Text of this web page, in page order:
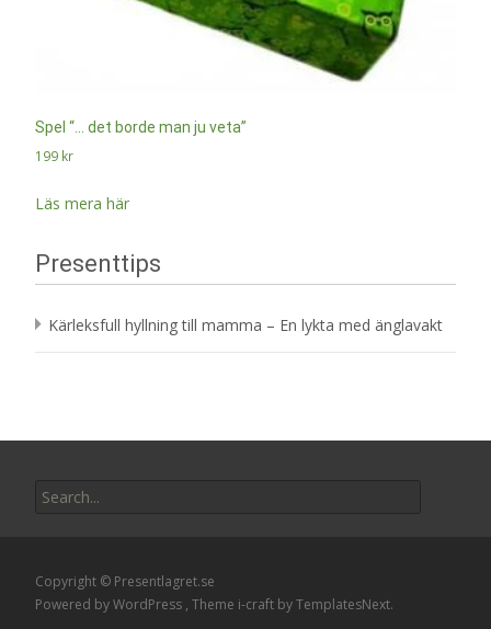
Spel “… det borde man ju veta”
199 kr
Läs mera här
Presenttips
Kärleksfull hyllning till mamma – En lykta med änglavakt
for:
Copyright © Presentlagret.se
Powered by WordPress , Theme i-craft by TemplatesNext.